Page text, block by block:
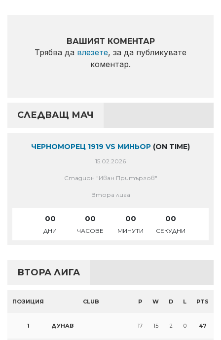
ВАШИЯТ КОМЕНТАР
Трябва да влезете, за да публикувате
коментар.
СЛЕДВАЩ МАЧ
ЧЕРНОМОРЕЦ 1919 VS МИНЬОР (ON TIME)
15.02.2026
Стадион "Иван Притъргов"
Втора лига
00
ДНИ
00
ЧАСОВЕ
00
МИНУТИ
00
СЕКУДНИ
ВТОРА ЛИГА
ПОЗИЦИЯ CLUB P W D L PTS
1 ДУНАВ 17 15 2 0 47